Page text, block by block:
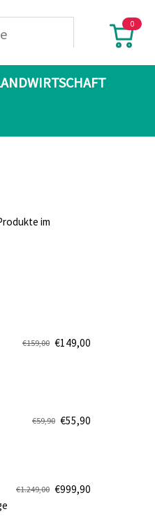
0
im
€159,00 €149,00
€59,90 €55,90
€1.249,00 €999,90